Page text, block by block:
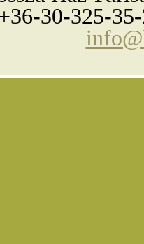
30-325-